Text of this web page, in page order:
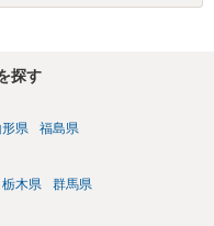
証拠による裏付けか必要な
探す
形県 福島県
栃木県 群馬県